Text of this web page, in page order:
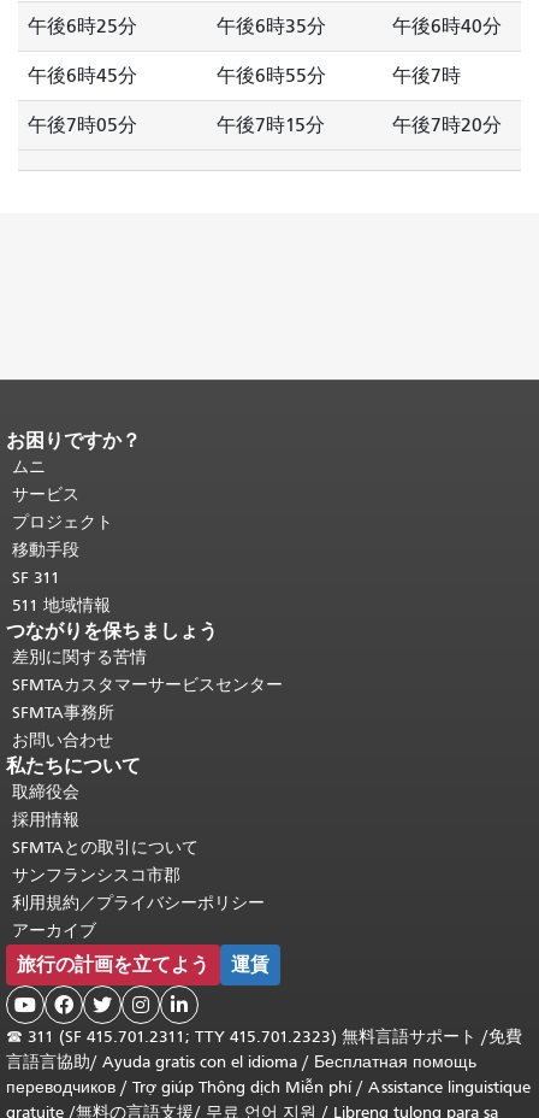
午後6時25分 午後6時35分 午後6時40分
午後6時45分 午後6時55分 午後7時
午後7時05分 午後7時15分 午後7時20分
ページコンテンツの終わり。
ジの残りの部分はすべてのページで繰
り返されます。
頭に戻る。
お困りですか？
ムニ
サービス
プロジェクト
移動手段
SF 311
511 地域情報
つながりを保ちましょう
差別に関する苦情
SFMTAカスタマーサービスセンター
SFMTA事務所
お問い合わせ
私たちについて
取締役会
採用情報
SFMTAとの取引について
サンフランシスコ市郡
利用規約／プライバシーポリシー
アーカイブ
旅行の計画を立てよう 運賃
    
☎ 311 (SF 415.701.2311; TTY 415.701.2323) 無料言語サポート /免費
言語言協助/ Ayuda gratis con el idioma / Бесплатная помощь
переводчиков / Trợ giúp Thông dịch Miễn phí/ Assistance linguistique
gratuite /無料の言語支援/ 무료 언어 지원 / Libreng tulong para sa